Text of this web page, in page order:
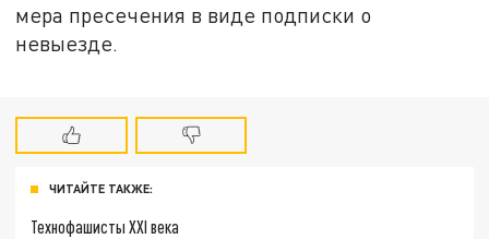
мера пресечения в виде подписки о
невыезде.
ЧИТАЙТЕ ТАКЖЕ:
Технофашисты XXI века